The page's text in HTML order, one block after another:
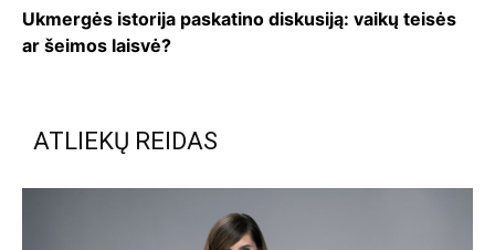
Ukmergės istorija paskatino diskusiją: vaikų teisės
ar šeimos laisvė?
ATLIEKŲ REIDAS